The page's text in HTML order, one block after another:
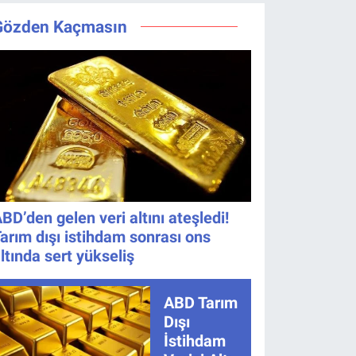
yarışmacı kim
oldu?
1 canlı
Kaçmasın
gelen veri altını ateşledi!
dışı istihdam sonrası ons
sert yükseliş
ABD Tarım
Dışı
İstihdam